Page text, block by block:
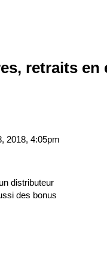
retraits en
2018, 4:05pm
distributeur
des bonus